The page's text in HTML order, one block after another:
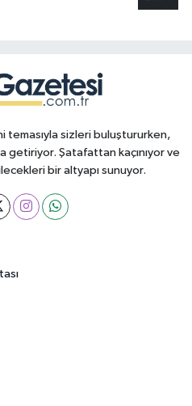
sizleri buluştururken,
getiriyor. Şatafattan kaçınıyor ve
bir altyapı sunuyor.